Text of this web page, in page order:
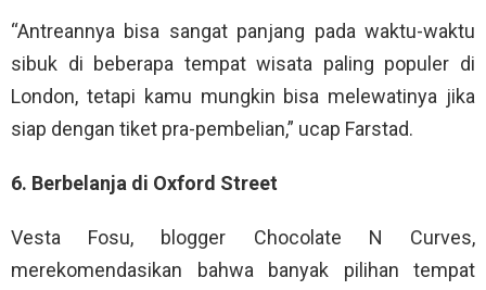
“Antreannya bisa sangat panjang pada waktu-waktu
sibuk di beberapa tempat wisata paling populer di
London, tetapi kamu mungkin bisa melewatinya jika
siap dengan tiket pra-pembelian,” ucap Farstad.
6. Berbelanja di Oxford Street
Vesta Fosu, blogger Chocolate N Curves,
merekomendasikan bahwa banyak pilihan tempat